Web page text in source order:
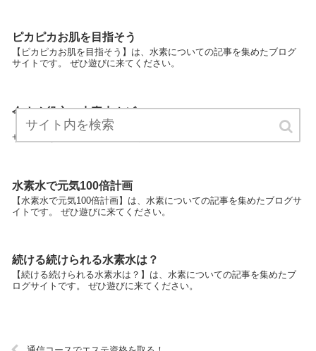
ピカピカお肌を目指そう
【ピカピカお肌を目指そう】は、水素についての記事を集めたブログ
サイトです。 ぜひ遊びに来てください。
今すぐ役立つ水素水ナビ
【今すぐ役立つ水素水ナビ】は、水素についての記事を集めたブログ
サイトです。 ぜひ遊びに来てください。
水素水で元気100倍計画
【水素水で元気100倍計画】は、水素についての記事を集めたブログサ
イトです。 ぜひ遊びに来てください。
続ける続けられる水素水は？
【続ける続けられる水素水は？】は、水素についての記事を集めたブ
ログサイトです。 ぜひ遊びに来てください。